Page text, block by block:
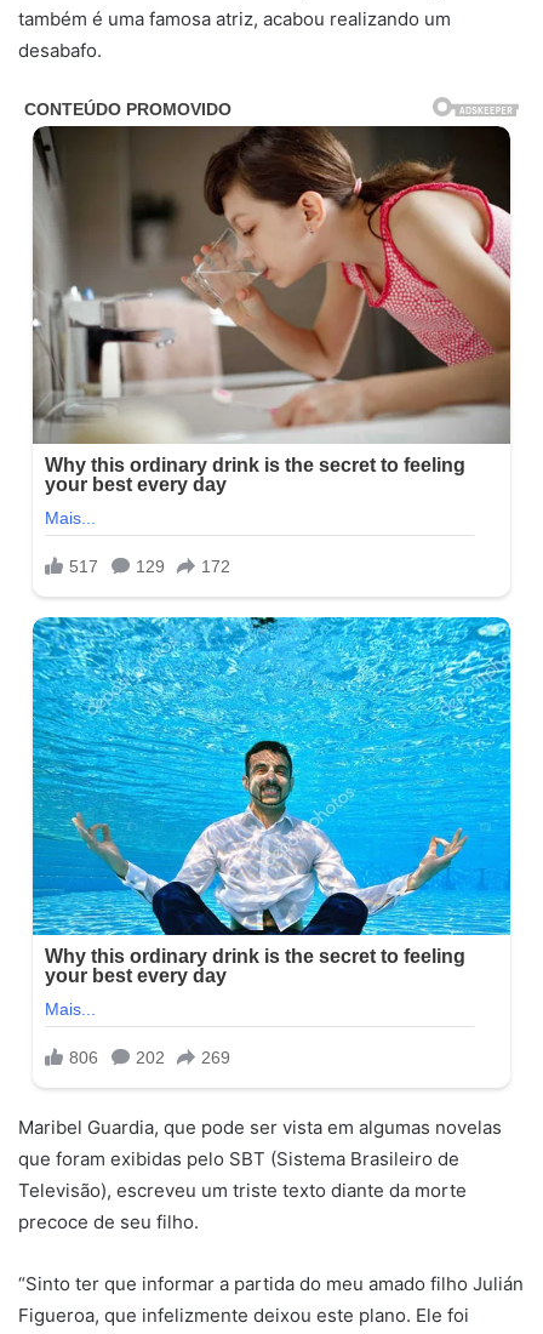
também é uma famosa atriz, acabou realizando um
desabafo.
Maribel Guardia, que pode ser vista em algumas novelas
que foram exibidas pelo SBT (Sistema Brasileiro de
Televisão), escreveu um triste texto diante da morte
precoce de seu filho.
“Sinto ter que informar a partida do meu amado filho Julián
Figueroa, que infelizmente deixou este plano. Ele foi